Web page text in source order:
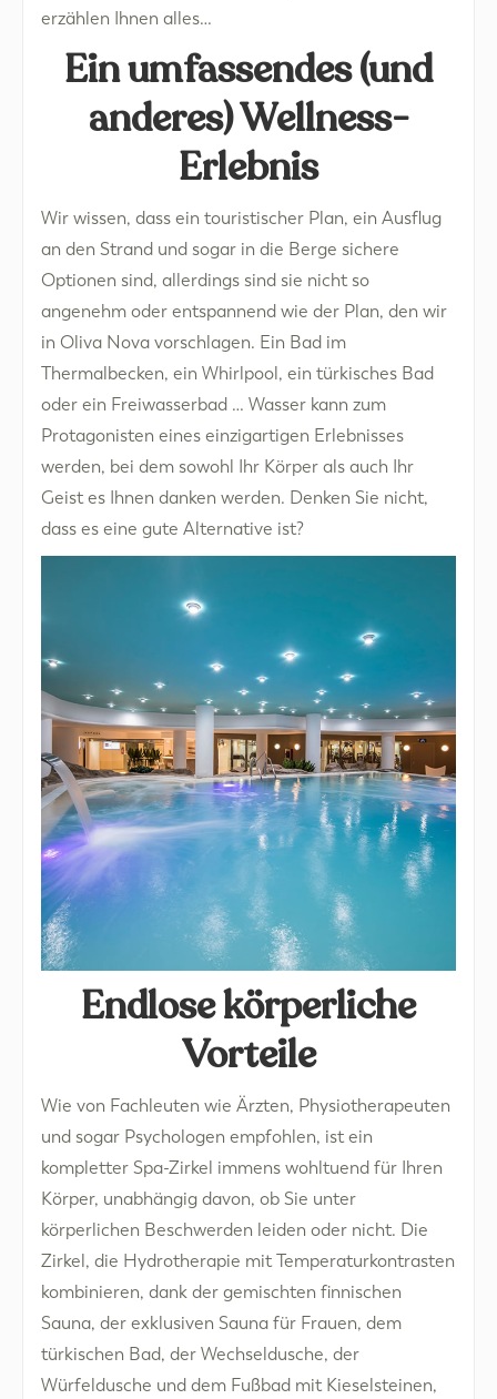
erzählen Ihnen alles…
Ein umfassendes (und
anderes) Wellness-
Erlebnis
Wir wissen, dass ein touristischer Plan, ein Ausflug
an den Strand und sogar in die Berge sichere
Optionen sind, allerdings sind sie nicht so
angenehm oder entspannend wie der Plan, den wir
in Oliva Nova vorschlagen. Ein Bad im
Thermalbecken, ein Whirlpool, ein türkisches Bad
oder ein Freiwasserbad … Wasser kann zum
Protagonisten eines einzigartigen Erlebnisses
werden, bei dem sowohl Ihr Körper als auch Ihr
Geist es Ihnen danken werden. Denken Sie nicht,
dass es eine gute Alternative ist?
Endlose körperliche
Vorteile
Wie von Fachleuten wie Ärzten, Physiotherapeuten
und sogar Psychologen empfohlen, ist ein
kompletter Spa-Zirkel immens wohltuend für Ihren
Körper, unabhängig davon, ob Sie unter
körperlichen Beschwerden leiden oder nicht. Die
Zirkel, die Hydrotherapie mit Temperaturkontrasten
kombinieren, dank der gemischten finnischen
Sauna, der exklusiven Sauna für Frauen, dem
türkischen Bad, der Wechseldusche, der
Würfeldusche und dem Fußbad mit Kieselsteinen,